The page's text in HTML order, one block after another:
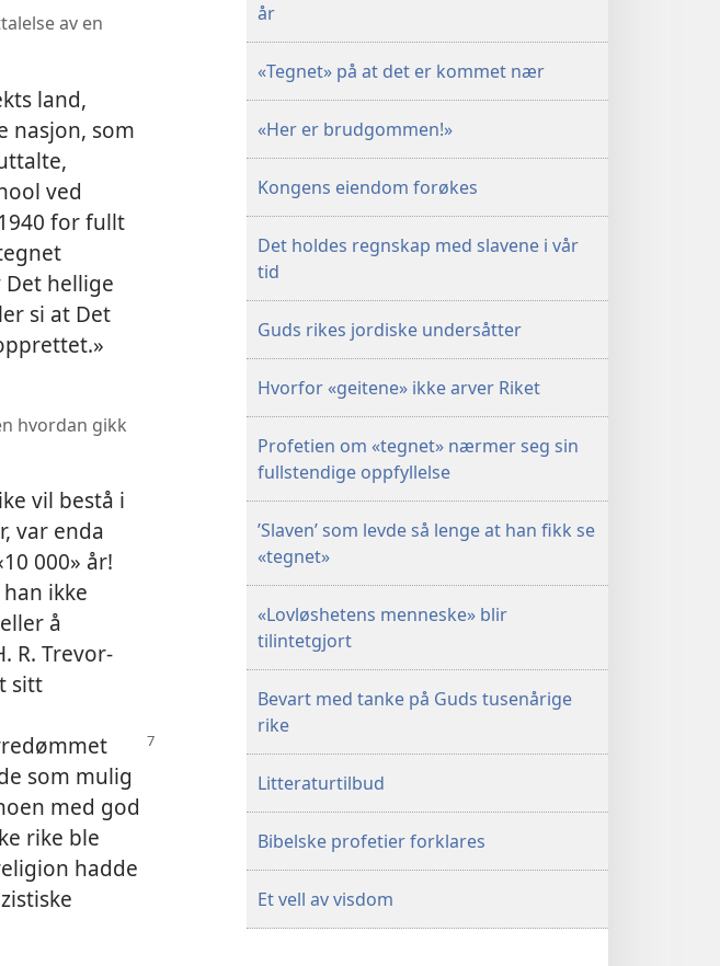
av en
land,
nasjon, som
ved
for fullt
hellige
si at Det
hvordan gikk
vil bestå i
var enda
000» år!
ikke
å
R. Trevor-
sitt
som mulig
med god
rike ble
hadde
år
«Tegnet» på at det er kommet nær
«Her er brudgommen!»
Kongens eiendom forøkes
Det holdes regnskap med slavene i vår
tid
Guds rikes jordiske undersåtter
Hvorfor «geitene» ikke arver Riket
Profetien om «tegnet» nærmer seg sin
fullstendige oppfyllelse
’Slaven’ som levde så lenge at han fikk se
«tegnet»
«Lovløshetens menneske» blir
tilintetgjort
Bevart med tanke på Guds tusenårige
rike
Litteraturtilbud
Bibelske profetier forklares
Et vell av visdom